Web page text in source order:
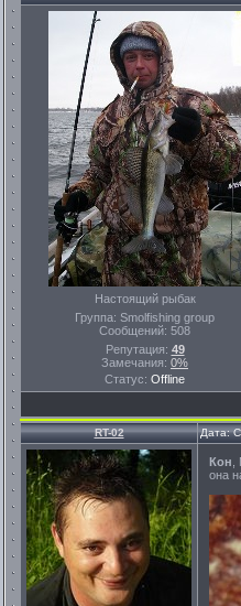
Настоящий рыбак
Группа: Smolfishing group
Сообщений: 508
Репутация: 49
Замечания: 0%
Статус: Offline
RT-02 Дата:
Кон
она